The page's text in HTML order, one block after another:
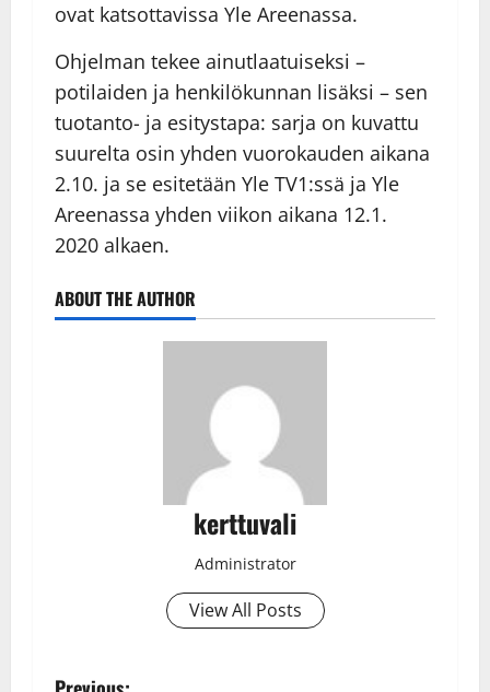
ovat katsottavissa Yle Areenassa.
Ohjelman tekee ainutlaatuiseksi –
potilaiden ja henkilökunnan lisäksi – sen
tuotanto- ja esitystapa: sarja on kuvattu
suurelta osin yhden vuorokauden aikana
2.10. ja se esitetään Yle TV1:ssä ja Yle
Areenassa yhden viikon aikana 12.1.
2020 alkaen.
ABOUT THE AUTHOR
kerttuvali
Administrator
View All Posts